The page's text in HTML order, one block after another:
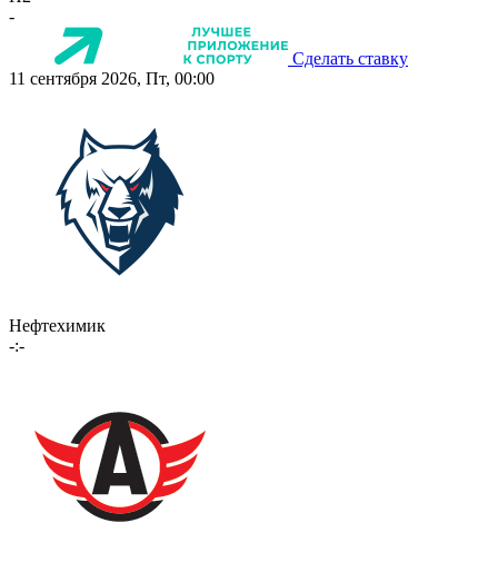
-
Сделать ставку
11 сентября 2026, Пт, 00:00
Нефтехимик
-:-